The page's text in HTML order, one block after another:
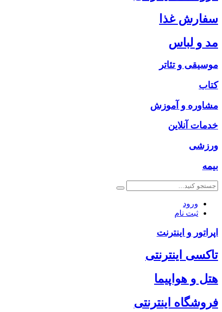
سفارش غذا
مد و لباس
موسیقی و تئاتر
کتاب
مشاوره و آموزش
خدمات آنلاین
ورزشی
بیمه
ورود
ثبت نام
اپراتور و اینترنت
تاکسی اینترنتی
هتل و هواپیما
فروشگاه اینترنتی